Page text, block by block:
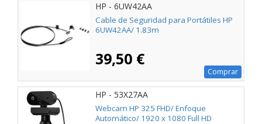
HP - 6UW42AA
Cable de Seguridad para Portátiles HP
6UW42AA/ 1.83m
39,50 €
Comprar
HP - 53X27AA
Webcam HP 325 FHD/ Enfoque
Automático/ 1920 x 1080 Full HD